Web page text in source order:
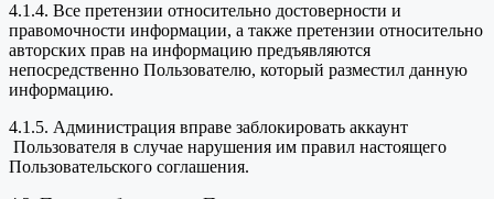
4.1.4. Все претензии относительно достоверности и
правомочности информации, а также претензии относительно
авторских прав на информацию предъявляются
непосредственно Пользователю, который разместил данную
информацию.
4.1.5. Администрация вправе заблокировать аккаунт
Пользователя в случае нарушения им правил настоящего
Пользовательского соглашения.